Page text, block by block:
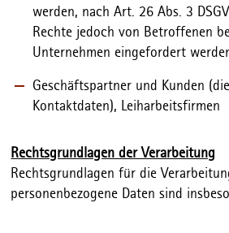
werden, nach Art. 26 Abs. 3
Rechte jedoch von Betroffenen
Unternehmen eingefordert
Geschäftspartner und Kunden
Kontaktdaten), Leiharbeitsfirmen
Rechtsgrundlagen der Verarbeitung
Rechtsgrundlagen für die
personenbezogene Daten sind